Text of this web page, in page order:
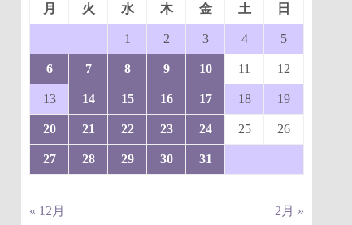
月
火 水 木 金 土 日
1 2 3 4 5
6 7 8 9 10 11 12
13 14 15 16 17 18 19
20 21 22 23 24 25 26
27 28 29 30 31
« 12月 2月 »